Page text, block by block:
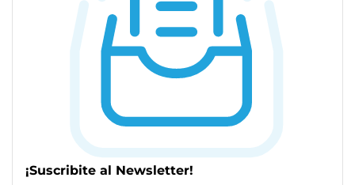
¡Suscribite al Newsletter!